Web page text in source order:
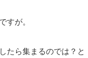
が。
たら集まるのでは？と